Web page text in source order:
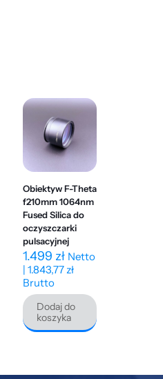
Obiektyw F-Theta
f210mm 1064nm
Fused Silica do
oczyszczarki
pulsacyjnej
1.499 zł Netto
| 1.843,77zł
Brutto
Dodaj do
koszyka